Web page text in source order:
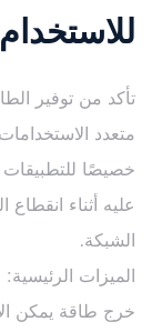
تأكد من توفير
خصيصًا
عليه أثناء
الشبكة.
الميزات الرئيسية: